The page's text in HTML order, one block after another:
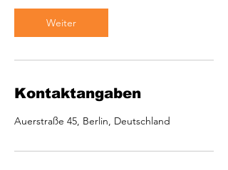
i
n
.
Weiter
Kontaktangaben
Auerstraße 45, Berlin, Deutschland